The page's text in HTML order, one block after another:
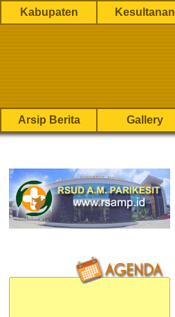
Kabupaten Kesultanan
Arsip Berita Gallery